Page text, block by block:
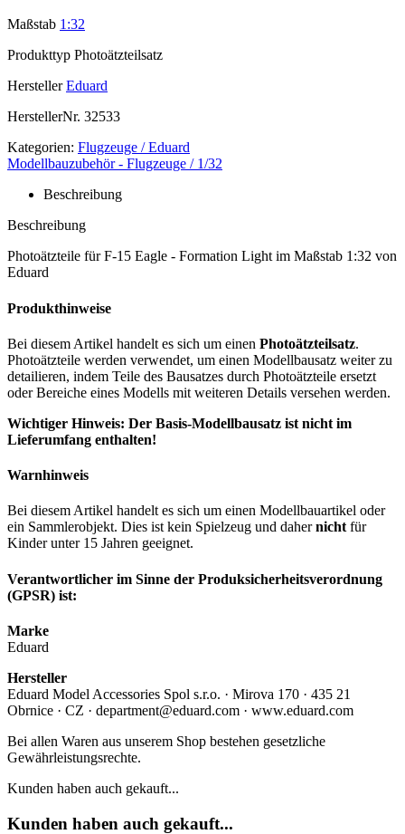
Maßstab 1:32
Produkttyp Photoätzteilsatz
Hersteller Eduard
HerstellerNr. 32533
Kategorien: Flugzeuge / Eduard
Modellbauzubehör - Flugzeuge / 1/32
Beschreibung
Beschreibung
Photoätzteile für F-15 Eagle - Formation Light im Maßstab 1:32 von
Eduard
Produkthinweise
Bei diesem Artikel handelt es sich um einen Photoätzteilsatz.
Photoätzteile werden verwendet, um einen Modellbausatz weiter zu
detailieren, indem Teile des Bausatzes durch Photoätzteile ersetzt
oder Bereiche eines Modells mit weiteren Details versehen werden.
Wichtiger Hinweis: Der Basis-Modellbausatz ist nicht im
Lieferumfang enthalten!
Warnhinweis
Bei diesem Artikel handelt es sich um einen Modellbauartikel oder
ein Sammlerobjekt. Dies ist kein Spielzeug und dahernicht für
Kinder unter 15 Jahren geeignet.
Verantwortlicher im Sinne der Produksicherheitsverordnung
(GPSR) ist:
Marke
Eduard
Hersteller
Eduard Model Accessories Spol s.r.o. · Mirova 170 · 435 21
Obrnice · CZ · department@eduard.com · www.eduard.com
Bei allen Waren aus unserem Shop bestehen gesetzliche
Gewährleistungsrechte.
Kunden haben auch gekauft...
Kunden haben auch gekauft...